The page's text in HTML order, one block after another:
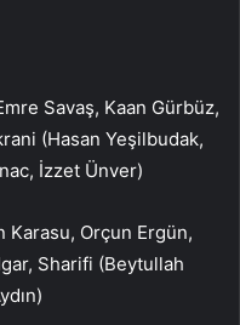
Savaş, Kaan Gürbüz,
(Hasan Yeşilbudak,
İzzet Ünver)
Karasu, Orçun Ergün,
Sharifi (Beytullah